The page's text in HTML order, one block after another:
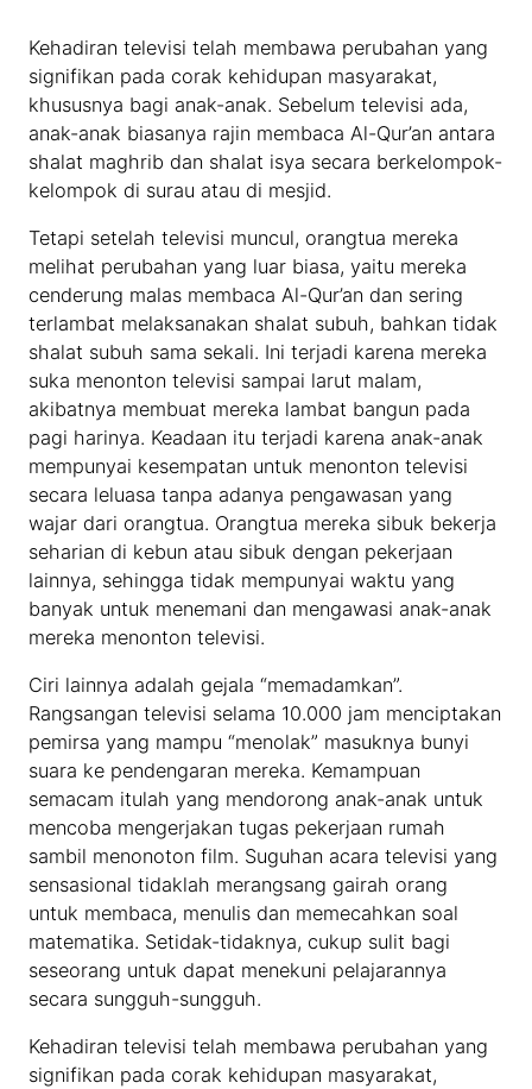
Kehadiran televisi telah membawa perubahan yang
signifikan pada corak kehidupan masyarakat,
khususnya bagi anak-anak. Sebelum televisi ada,
anak-anak biasanya rajin membaca Al-Qur’an antara
shalat maghrib dan shalat isya secara berkelompok-
kelompok di surau atau di mesjid.
Tetapi setelah televisi muncul, orangtua mereka
melihat perubahan yang luar biasa, yaitu mereka
cenderung malas membaca Al-Qur’an dan sering
terlambat melaksanakan shalat subuh, bahkan tidak
shalat subuh sama sekali. Ini terjadi karena mereka
suka menonton televisi sampai larut malam,
akibatnya membuat mereka lambat bangun pada
pagi harinya. Keadaan itu terjadi karena anak-anak
mempunyai kesempatan untuk menonton televisi
secara leluasa tanpa adanya pengawasan yang
wajar dari orangtua. Orangtua mereka sibuk bekerja
seharian di kebun atau sibuk dengan pekerjaan
lainnya, sehingga tidak mempunyai waktu yang
banyak untuk menemani dan mengawasi anak-anak
mereka menonton televisi.
Ciri lainnya adalah gejala “memadamkan”.
Rangsangan televisi selama 10.000 jam menciptakan
pemirsa yang mampu “menolak” masuknya bunyi
suara ke pendengaran mereka. Kemampuan
semacam itulah yang mendorong anak-anak untuk
mencoba mengerjakan tugas pekerjaan rumah
sambil menonoton film. Suguhan acara televisi yang
sensasional tidaklah merangsang gairah orang
untuk membaca, menulis dan memecahkan soal
matematika. Setidak-tidaknya, cukup sulit bagi
seseorang untuk dapat menekuni pelajarannya
secara sungguh-sungguh.
Kehadiran televisi telah membawa perubahan yang
signifikan pada corak kehidupan masyarakat,